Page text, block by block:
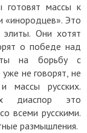
готовят массы к
«инородцев». Это
элиты. Они хотят
о победе над
на борьбу с
не говорят, не
массы русских.
диаспор это
всеми русскими.
размышления.